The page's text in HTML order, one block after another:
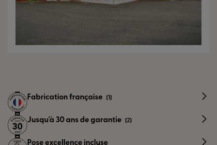
Fabrication française (1)
Jusqu'à 30 ans de garantie (2)
Pose excellence incluse